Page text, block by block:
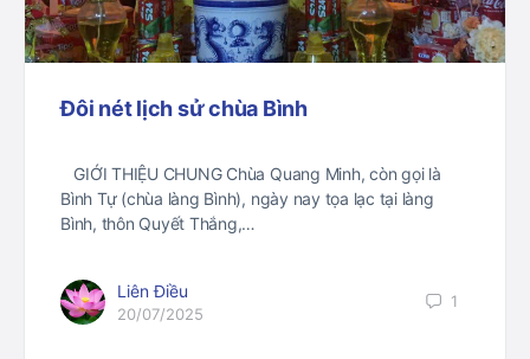
Đôi nét lịch sử chùa Bình
GIỚI THIỆU CHUNG Chùa Quang Minh, còn gọi là
Bình Tự (chùa làng Bình), ngày nay tọa lạc tại làng
Bình, thôn Quyết Thắng,…
Liên Điều
20/07/2025
1